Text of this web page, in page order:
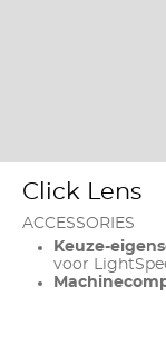
Click Lens
ACCESSORIES
Keuze-
voor